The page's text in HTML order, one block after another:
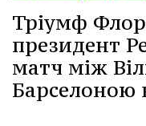
Тріумф
президент
матч між